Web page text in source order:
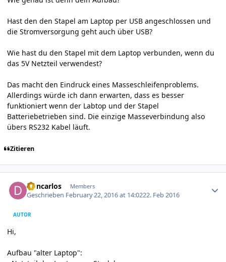
Hast den den Stapel am Laptop per USB angeschlossen und
die Stromversorgung geht auch über USB?
Wie hast du den Stapel mit dem Laptop verbunden, wenn du
das 5V Netzteil verwendest?
Das macht den Eindruck eines Masseschleifenproblems.
Allerdings würde ich dann erwarten, dass es besser
funktioniert wenn der Labtop und der Stapel
Batteriebetrieben sind. Die einzige Masseverbindung also
übers RS232 Kabel läuft.
Zitieren
Doncarlos Members
Geschrieben February 22, 2016 at 14:0222. Feb 2016
AUTOR
Hi,
Aufbau "alter Laptop":